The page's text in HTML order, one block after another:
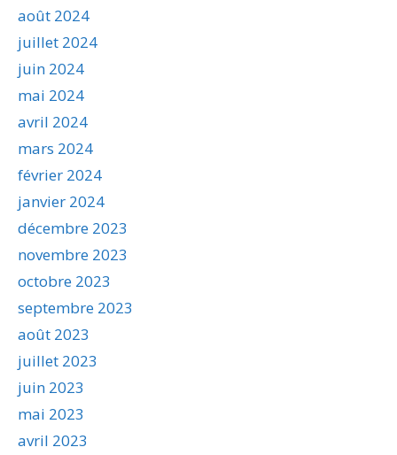
août 2024
juillet 2024
juin 2024
mai 2024
avril 2024
mars 2024
février 2024
janvier 2024
décembre 2023
novembre 2023
octobre 2023
septembre 2023
août 2023
juillet 2023
juin 2023
mai 2023
avril 2023